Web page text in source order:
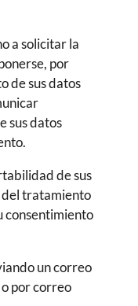
a solicitar la
por
de sus datos
sus datos
de sus
del tratamiento
consentimiento
un correo
o por correo